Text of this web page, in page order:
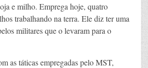
e milho. Emprega hoje, quatro
trabalhando na terra. Ele diz ter uma
militares que o levaram para o
as táticas empregadas pelo MST,